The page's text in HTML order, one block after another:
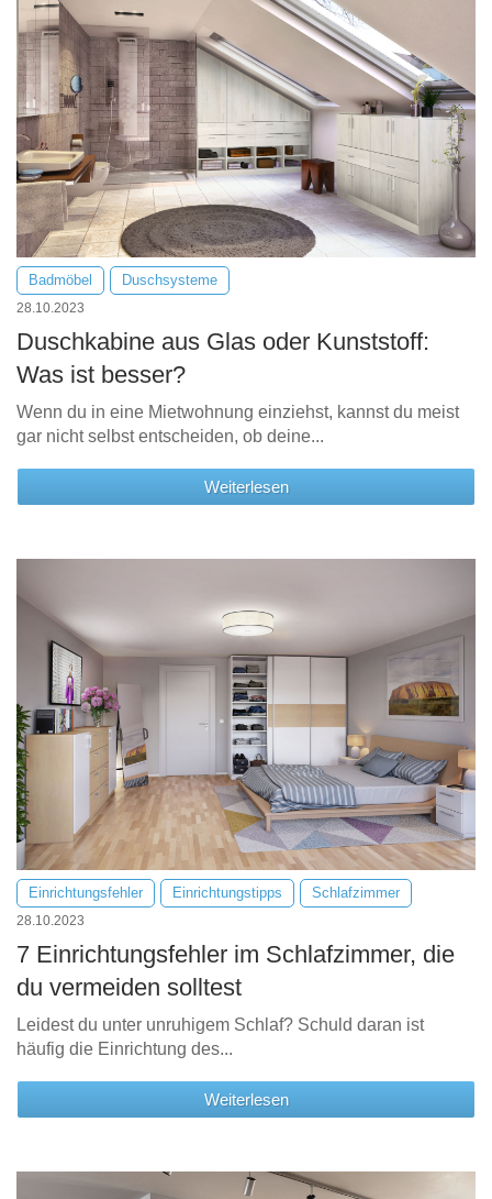
Badmöbel Duschsysteme
28.10.2023
Duschkabine aus Glas oder Kunststoff:
Was ist besser?
Wenn du in eine Mietwohnung einziehst, kannst du meist
gar nicht selbst entscheiden, ob deine...
Weiterlesen
Einrichtungsfehler Einrichtungstipps Schlafzimmer
28.10.2023
7 Einrichtungsfehler im Schlafzimmer, die
du vermeiden solltest
Leidest du unter unruhigem Schlaf? Schuld daran ist
häufig die Einrichtung des...
Weiterlesen